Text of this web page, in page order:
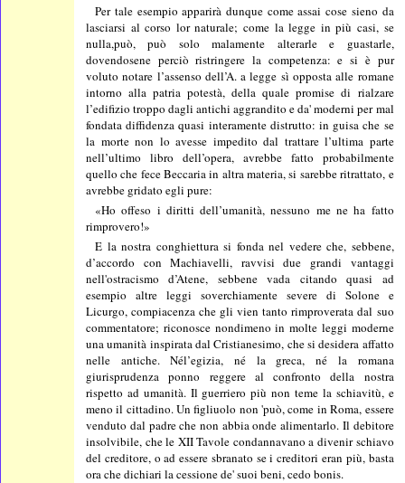
Per tale esempio apparirà dunque come assai cose sieno da
lasciarsi al corso lor naturale; come la legge in più casi, se
nulla,può, può solo malamente alterarle e guastarle,
dovendosene perciò ristringere la competenza: e si è pur
voluto notare l’assenso dell’A. a legge sì opposta alle romane
intorno alla patria potestà, della quale promise di rialzare
l’edifizio troppo dagli antichi aggrandito e da' moderni per mal
fondata diffidenza quasi interamente distrutto: in guisa che se
la morte non lo avesse impedito dal trattare l’ultima parte
nell’ultimo libro dell’opera, avrebbe fatto probabilmente
quello che fece Beccaria in altra materia, si sarebbe ritrattato, e
avrebbe gridato egli pure:
«Ho offeso i diritti dell’umanità, nessuno me ne ha fatto
rimprovero!»
E la nostra conghiettura si fonda nel vedere che, sebbene,
d’accordo con Machiavelli, ravvisi due grandi vantaggi
nell'ostracismo d’Atene, sebbene vada citando quasi ad
esempio altre leggi soverchiamente severe di Solone e
Licurgo, compiacenza che gli vien tanto rimproverata dal suo
commentatore; riconosce nondimeno in molte leggi moderne
una umanità inspirata dal Cristianesimo, che si desidera affatto
nelle antiche. Nél’egizia, né la greca, né la romana
giurisprudenza ponno reggere al confronto della nostra
rispetto ad umanità. Il guerriero più non teme la schiavitù, e
meno il cittadino. Un figliuolo non 'può, come in Roma, essere
venduto dal padre che non abbia onde alimentarlo. Il debitore
insolvibile, che le XII Tavole condannavano a divenir schiavo
del creditore, o ad essere sbranato se i creditori eran più, basta
ora che dichiari la cessione de' suoi beni, cedo bonis.